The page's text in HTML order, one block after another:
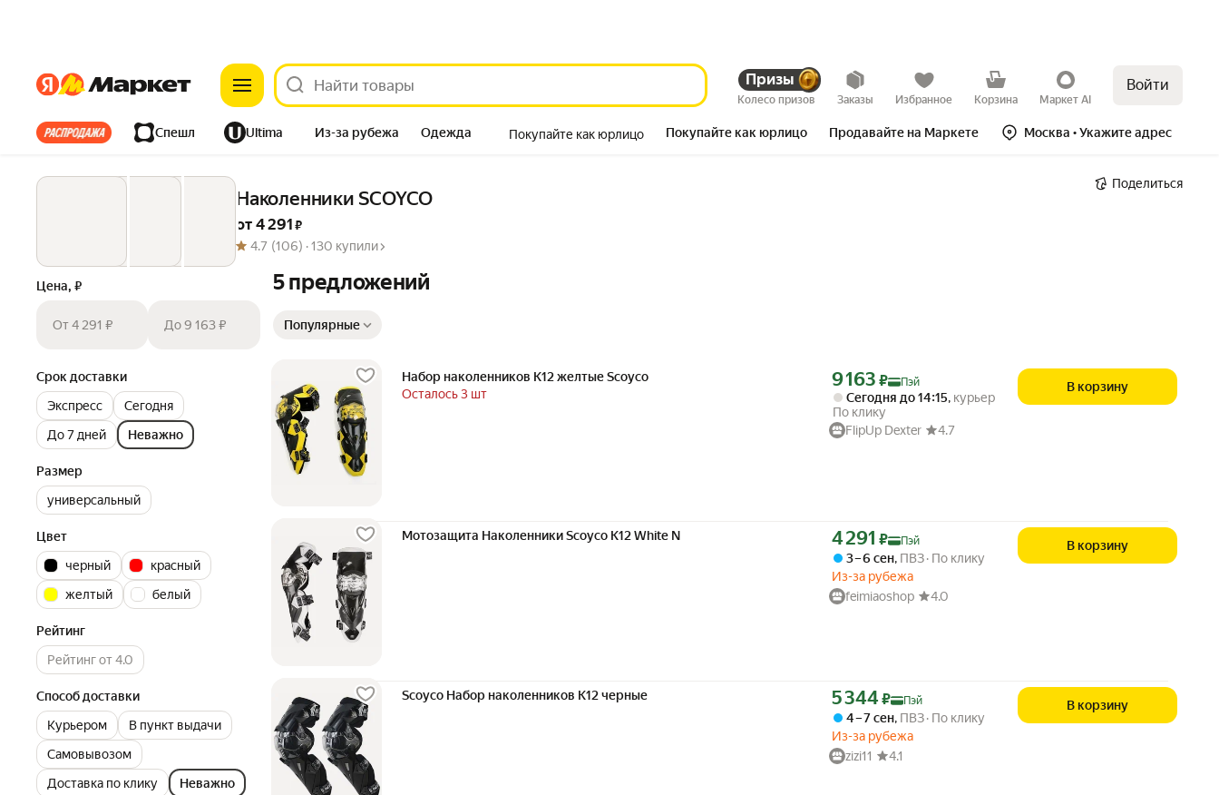
ЯндексЯндекс Призы
Колесо призов Заказы Избранное Корзина Маркет AI
Войти
Все хиты Спешл Ultima Из-за рубежа Одежда
Дом Ремонт Детям Красота
Покупайте как юрлицо Покупайте как юрлицо Продавайте на Маркете Москва • Укажите адрес
Наколенники SCOYCO
от 4 291 ₽
4.7 (106) ·130 купили
Поделиться
Цена, ₽
От 4 291 ₽ До 9 163 ₽
Срок доставки
Экспресс
Сегодня
До 7 дней
Неважно
Размер
универсальный
Цвет
черный
красный
желтый
белый
Рейтинг
Рейтинг от 4.0
Способ доставки
Курьером
В пункт выдачи
Самовывозом
Доставка по клику
Неважно
5 предложений
Популярные
Набор наколенников К12 желтые Scoyco
Осталось 3 шт
Цена с картой Яндекс Пэй 9163 ₽ вместо
9 163 ₽ Пэй
Сегодня до 14:15, курьер
По клику
FlipUp Dexter
4.7
В корзину
Мотозащита Наколенники Scoyco K12 White N Цена с картой Яндекс Пэй 4291 ₽ вместо
4 291 ₽ Пэй
3 – 6 сен, ПВЗ По клику
Из-за рубежа
feimiaoshop
4.0
В корзину
Scoyco Набор наколенников К12 черные Цена с картой Яндекс Пэй 5344 ₽ вместо
5 344 ₽ Пэй
4 – 7 сен, ПВЗ По клику
Из-за рубежа
zizi11
4.1
В корзину